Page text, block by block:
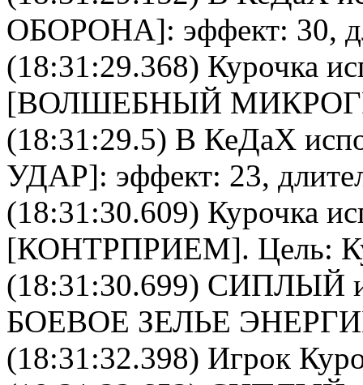
ОБОРОНА]: эффект: 30,
(18:31:29.368) Курочка
[ВОЛШЕБНЫЙ
(18:31:29.5) В КеДаХ
УДАР]: эффект: 23,
(18:31:30.609) Курочка
[КОНТРПРИЕМ]. Цель:
(18:31:30.699) СИПЛЫЙ
БОЕВОЕ ЗЕЛЬЕ
(18:31:32.398) Игрок